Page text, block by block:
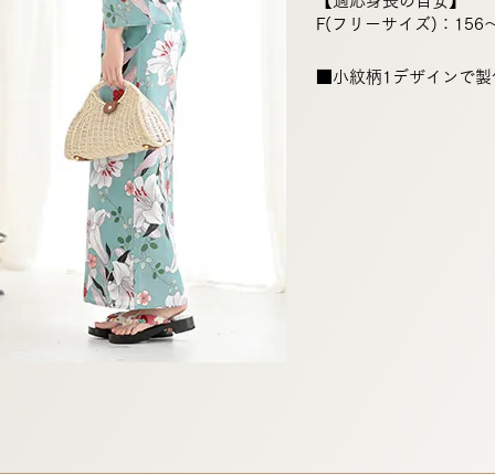
F(フリーサイズ)：156
■小紋柄1デザインで